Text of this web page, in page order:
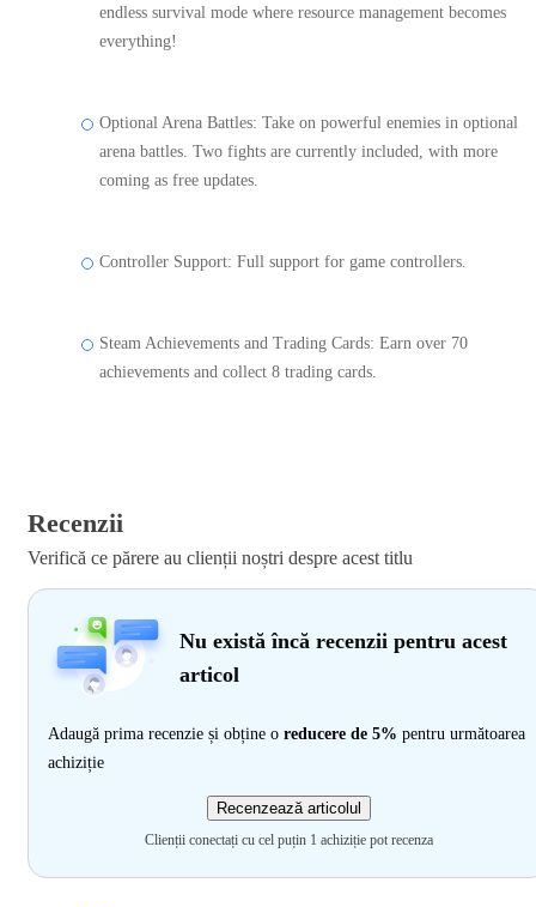
endless survival mode where resource management becomes
everything!
Optional Arena Battles: Take on powerful enemies in optional
arena battles. Two fights are currently included, with more
coming as free updates.
Controller Support: Full support for game controllers.
Steam Achievements and Trading Cards: Earn over 70
achievements and collect 8 trading cards.
Recenzii
Verifică ce părere au clienții noștri despre acest titlu
Nu există încă recenzii pentru acest
articol
Adaugă prima recenzie și obține o reducere de 5% pentru următoarea
achiziție
Recenzează articolul
Clienții conectați cu cel puțin 1 achiziție pot recenza